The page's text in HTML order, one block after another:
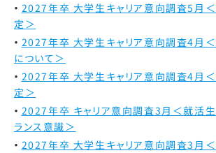
2027年卒 大学生キャリア意向調査5月
定＞
2027年卒 大学生キャリア意向調査4月
について＞
2027年卒 大学生キャリア意向調査4月
定＞
2027年卒 キャリア意向調査3月＜就活生
ランス意識＞
2027年卒 大学生キャリア意向調査3月